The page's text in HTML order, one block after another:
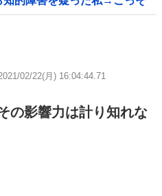
た話
02/22(月) 16:04:44.71
の影響力は計り知れな